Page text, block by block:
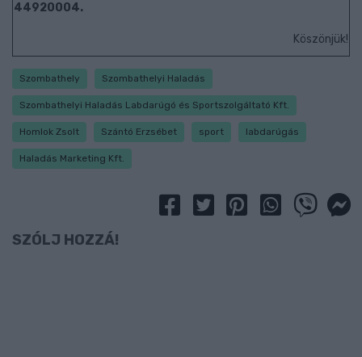
44920004.
Köszönjük!
Szombathely Szombathelyi Haladás
Szombathelyi Haladás Labdarúgó és Sportszolgáltató Kft.
Homlok Zsolt Szántó Erzsébet sport labdarúgás
Haladás Marketing Kft.
SZÓLJ HOZZÁ!